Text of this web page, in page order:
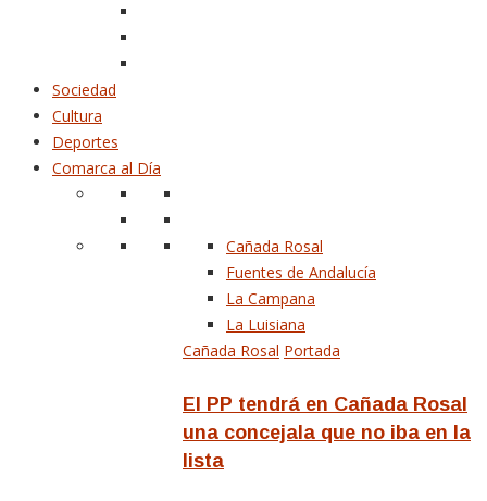
Sociedad
Cultura
Deportes
Comarca al Día
Cañada Rosal
Fuentes de Andalucía
La Campana
La Luisiana
Cañada Rosal Portada
El PP tendrá en Cañada Rosal
una concejala que no iba en la
lista